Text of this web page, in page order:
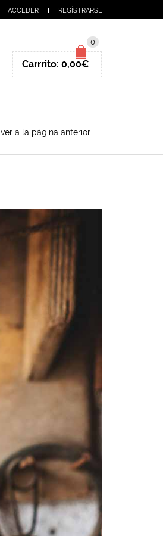
ACCEDER REGÍSTRARSE
0
Carrrito: 0,00€
a la página anterior